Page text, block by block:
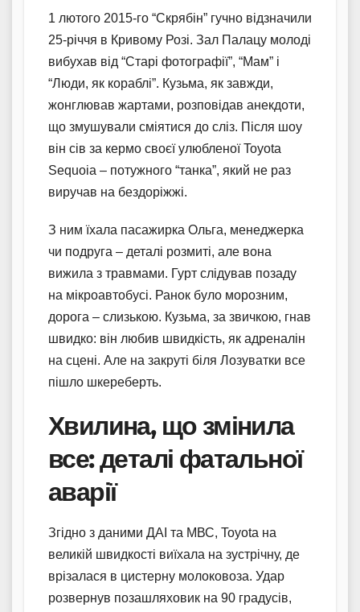
1 лютого 2015-го “Скрябін” гучно відзначили
25-річчя в Кривому Розі. Зал Палацу молоді
вибухав від “Старі фотографії”, “Мам” і
“Люди, як кораблі”. Кузьма, як завжди,
жонглював жартами, розповідав анекдоти,
що змушували сміятися до сліз. Після шоу
він сів за кермо своєї улюбленої Toyota
Sequoia – потужного “танка”, який не раз
виручав на бездоріжжі.
З ним їхала пасажирка Ольга, менеджерка
чи подруга – деталі розмиті, але вона
вижила з травмами. Гурт слідував позаду
на мікроавтобусі. Ранок було морозним,
дорога – слизькою. Кузьма, за звичкою, гнав
швидко: він любив швидкість, як адреналін
на сцені. Але на закруті біля Лозуватки все
пішло шкереберть.
Хвилина, що змінила
все: деталі фатальної
аварії
Згідно з даними ДАІ та МВС, Toyota на
великій швидкості виїхала на зустрічну, де
врізалася в цистерну молоковоза. Удар
розвернув позашляховик на 90 градусів,